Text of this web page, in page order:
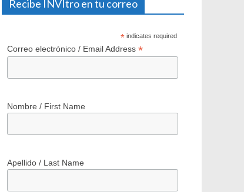
200 Barrios: Programa Integral de